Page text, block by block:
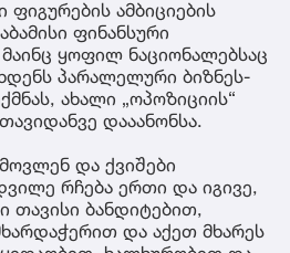
ამბიციების
ფინანსური
ყოფილ ნაციონალებსაც
პარალელური ბიზნეს-
ახალი „ოპოზიციის“
დააანონსა.
და ქვიშები
რჩება ერთი და იგივე,
თავისი ბანდიტებით,
და აქეთ მხარეს